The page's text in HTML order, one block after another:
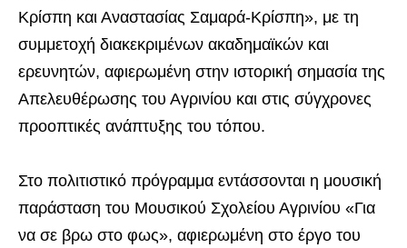
Κρίσπη και Αναστασίας Σαμαρά-Κρίσπη», με τη
συμμετοχή διακεκριμένων ακαδημαϊκών και
ερευνητών, αφιερωμένη στην ιστορική σημασία της
Απελευθέρωσης του Αγρινίου και στις σύγχρονες
προοπτικές ανάπτυξης του τόπου.
Στο πολιτιστικό πρόγραμμα εντάσσονται η μουσική
παράσταση του Μουσικού Σχολείου Αγρινίου «Για
να σε βρω στο φως», αφιερωμένη στο έργο του